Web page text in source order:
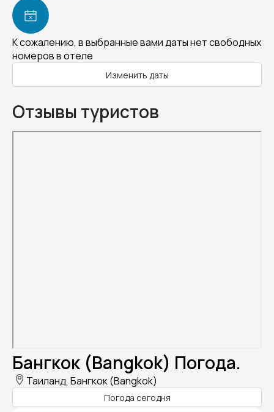
К сожалению, в выбранные вами даты нет свободных
номеров в отеле
Изменить даты
Отзывы туристов
Бангкок (Bangkok) Погода.
Таиланд, Бангкок (Bangkok)
Погода сегодня